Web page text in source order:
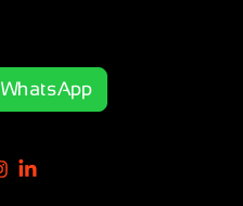
WhatsApp